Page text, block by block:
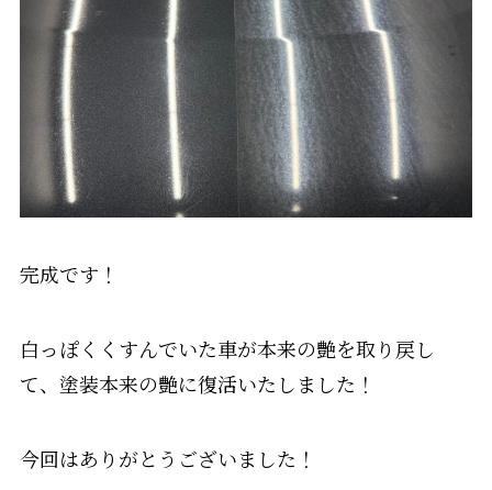
完成です！
白っぽくくすんでいた車が本来の艶を取り戻し
て、塗装本来の艶に復活いたしました！
今回はありがとうございました！